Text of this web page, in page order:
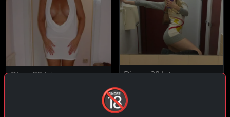
Olga, 33 let
Čau! Vášnivá pro intenzivní
Diana, 28 let
Ahoj! Jsem rozhodnutá
užívat života bez
🔞